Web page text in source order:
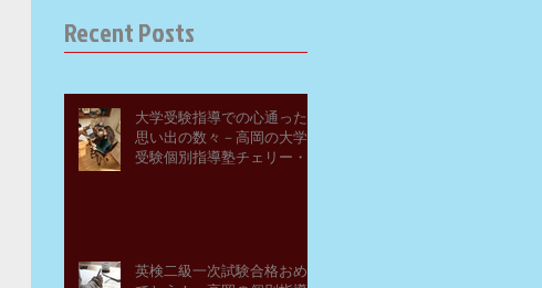
Recent Posts
大学受験指導での心通った
思い出の数々－高岡の大学
受験個別指導塾チェリー・
英検二級一次試験合格おめ